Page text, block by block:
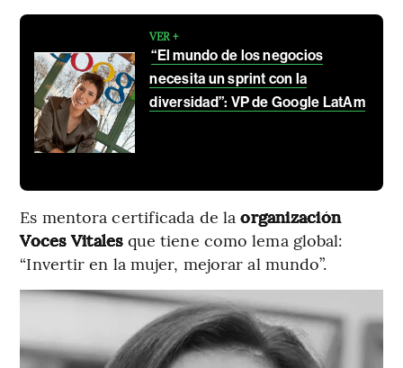
VER +
“El mundo de los negocios
necesita un sprint con la
diversidad”: VP de Google LatAm
Es mentora certificada de laorganización
Voces Vitales que tiene como lema global:
“Invertir en la mujer, mejorar al mundo”.